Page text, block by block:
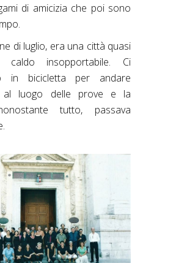
di amicizia che poi sono
di luglio, era una città quasi
caldo insopportabile. Ci
in bicicletta per andare
al luogo delle prove e la
tutto, passava